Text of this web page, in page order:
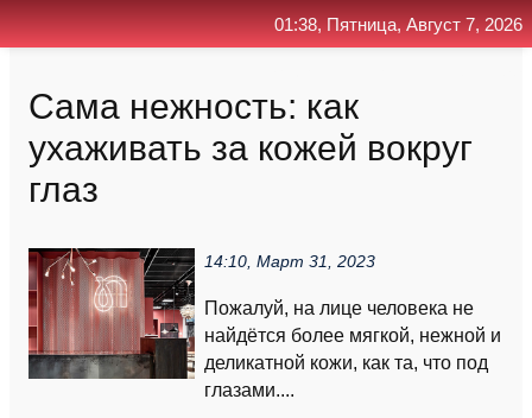
Сама нежность: как
ухаживать за кожей вокруг
глаз
14:10, Март 31, 2023
Пожалуй, на лице человека не
найдётся более мягкой, нежной и
деликатной кожи, как та, что под
глазами....
01:38, Пятница, Август 7, 2026